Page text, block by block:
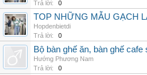
Trả lời:
0
TOP NHỮNG MẪU GẠCH
Hopdenbietdi
Trả lời:
0
Bộ bàn ghế ăn, bàn ghế
Hướng Phương Nam
Trả lời:
0